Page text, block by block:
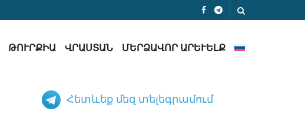
ԹՈՒՐՔԻԱ ՎՐԱՍՏԱՆ ՄԵՐՁԱՎՈՐ ԱՐԵՒԵԼՔ
Հետևեք մեզ տելեգրամում